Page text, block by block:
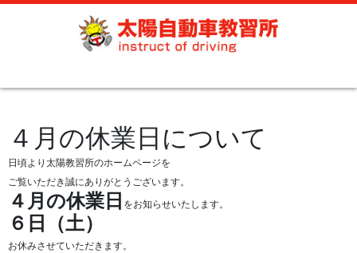
４月の休業日について
日頃より太陽教習所のホームページを
ご覧いただき誠にありがとうございます。
４月の休業日 をお知らせいたします。
６日（土）
お休みさせていただきます。